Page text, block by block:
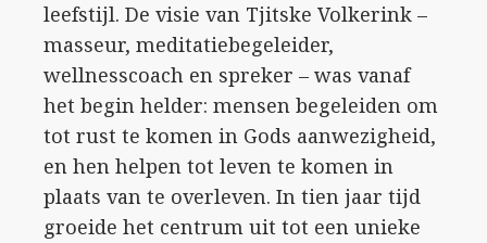
leefstijl. De visie van Tjitske Volkerink –
masseur, meditatiebegeleider,
wellnesscoach en spreker – was vanaf
het begin helder: mensen begeleiden om
tot rust te komen in Gods aanwezigheid,
en hen helpen tot leven te komen in
plaats van te overleven. In tien jaar tijd
groeide het centrum uit tot een unieke